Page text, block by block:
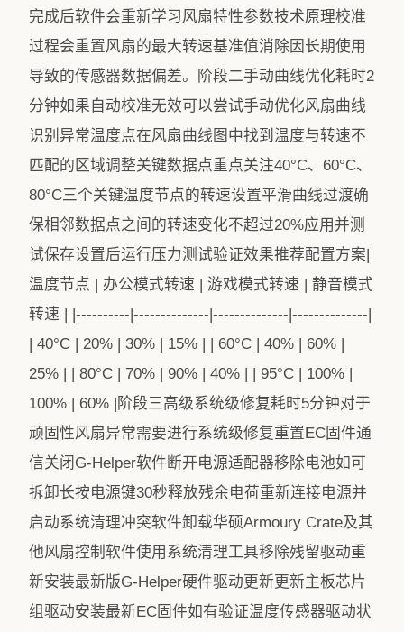
完成后软件会重新学习风扇特性参数技术原理校准
过程会重置风扇的最大转速基准值消除因长期使用
导致的传感器数据偏差。阶段二手动曲线优化耗时2
分钟如果自动校准无效可以尝试手动优化风扇曲线
识别异常温度点在风扇曲线图中找到温度与转速不
匹配的区域调整关键数据点重点关注40°C、60°C、
80°C三个关键温度节点的转速设置平滑曲线过渡确
保相邻数据点之间的转速变化不超过20%应用并测
试保存设置后运行压力测试验证效果推荐配置方案|
温度节点 | 办公模式转速 | 游戏模式转速 | 静音模式
转速 | |----------|--------------|--------------|--------------|
| 40°C | 20% | 30% | 15% | | 60°C | 40% | 60% |
25% | | 80°C | 70% | 90% | 40% | | 95°C | 100% |
100% | 60% |阶段三高级系统级修复耗时5分钟对于
顽固性风扇异常需要进行系统级修复重置EC固件通
信关闭G-Helper软件断开电源适配器移除电池如可
拆卸长按电源键30秒释放残余电荷重新连接电源并
启动系统清理冲突软件卸载华硕Armoury Crate及其
他风扇控制软件使用系统清理工具移除残留驱动重
新安装最新版G-Helper硬件驱动更新更新主板芯片
组驱动安装最新EC固件如有验证温度传感器驱动状